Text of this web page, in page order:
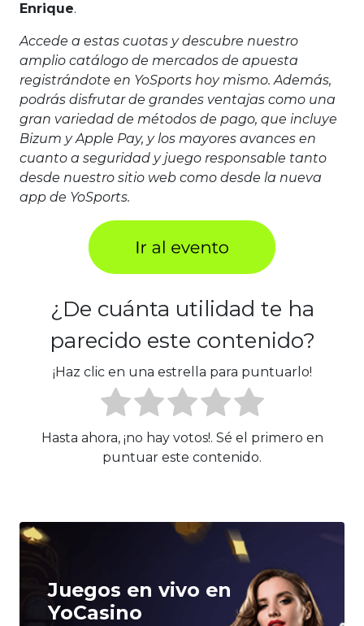
Enrique.
Accede a estas cuotas y descubre nuestro
amplio catálogo de mercados de apuesta
registrándote en YoSports hoy mismo. Además,
podrás disfrutar de grandes ventajas como una
gran variedad de métodos de pago, que incluye
Bizum y Apple Pay, y los mayores avances en
cuanto a seguridad y juego responsable tanto
desde nuestro sitio web como desde la nueva
app de YoSports.
¿De cuánta utilidad te ha
parecido este contenido?
¡Haz clic en una estrella para puntuarlo!
Hasta ahora, ¡no hay votos!. Sé el primero en
puntuar este contenido.
Juegos en vivo en
YoCasino